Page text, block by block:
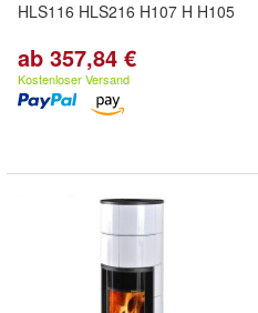
HLS116 HLS216 H107 H H105
ab 357,84 €
Kostenloser Versand